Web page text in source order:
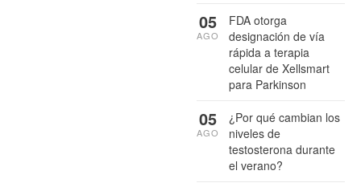
FDA otorga
designación de vía
rápida a terapia
celular de Xellsmart
para Parkinson
05
AGO
¿Por qué cambian los
niveles de
testosterona durante
el verano?
05
AGO